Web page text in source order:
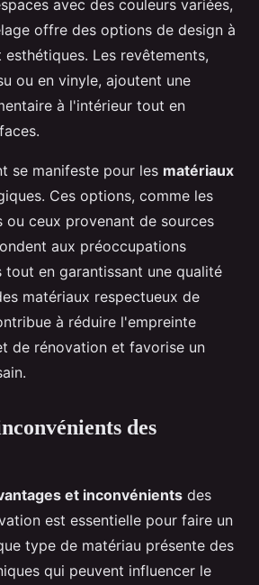
avec des couleurs variées,
offre des options de design à
Les revêtements,
ou en vinyle, ajoutent une
à l'intérieur tout en
se manifeste pour les matériaux
Ces options, comme les
ou ceux provenant de sources
aux préoccupations
tout en garantissant une qualité
matériaux respectueux de
à réduire l'empreinte
de rénovation et favorise un
des
et inconvénients des
est essentielle pour faire un
type de matériau présente des
qui peuvent influencer le